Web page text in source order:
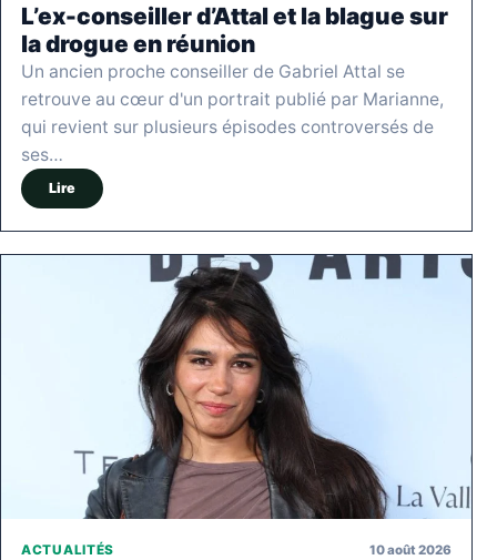
L’ex-conseiller d’Attal et la blague sur
la drogue en réunion
Un ancien proche conseiller de Gabriel Attal se
retrouve au cœur d'un portrait publié par Marianne,
qui revient sur plusieurs épisodes controversés de
ses…
Lire
ACTUALITÉS 10 août 2026